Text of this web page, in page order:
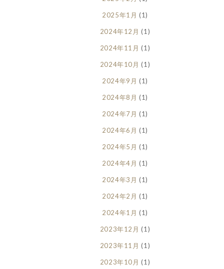
2025年1月 (1)
2024年12月 (1)
2024年11月 (1)
2024年10月 (1)
2024年9月 (1)
2024年8月 (1)
2024年7月 (1)
2024年6月 (1)
2024年5月 (1)
2024年4月 (1)
2024年3月 (1)
2024年2月 (1)
2024年1月 (1)
2023年12月 (1)
2023年11月 (1)
2023年10月 (1)